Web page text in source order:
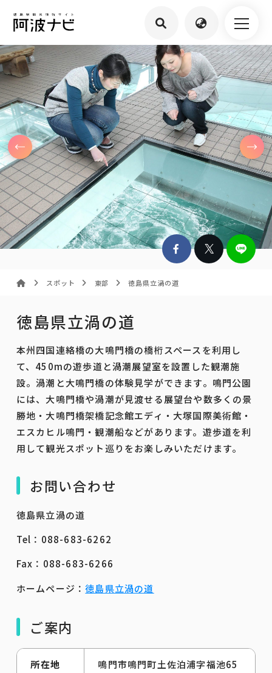
スポット 東部 徳島県立渦の道
徳島県立渦の道
本州四国連絡橋の大鳴門橋の橋桁スペースを利用し
て、450mの遊歩道と渦潮展望室を設置した観潮施
設。渦潮と大鳴門橋の体験見学ができます。鳴門公園
には、大鳴門橋や渦潮が見渡せる展望台や数多くの景
勝地・大鳴門橋架橋記念館エディ・大塚国際美術館・
エスカヒル鳴門・観潮船などがあります。遊歩道を利
用して観光スポット巡りをお楽しみいただけます。
お問い合わせ
徳島県立渦の道
Tel：088-683-6262
Fax：088-683-6266
ホームページ：徳島県立渦の道
ご案内
所在地 鳴門市鳴門町土佐泊浦字福池65